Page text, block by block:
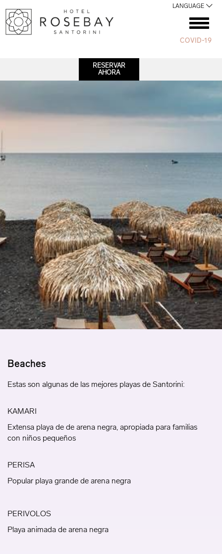
RESERVAR
AHORA
LANGUAGE
COVID-19
Beaches
Estas son algunas de las mejores playas de Santorini:
KAMARI
Extensa playa de de arena negra, apropiada para familias
con niños pequeños
PERISA
Popular playa grande de arena negra
PERIVOLOS
Playa animada de arena negra